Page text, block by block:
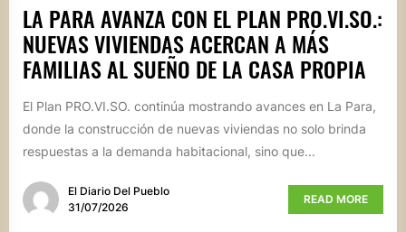
LA PARA AVANZA CON EL PLAN PRO.VI.SO.:
NUEVAS VIVIENDAS ACERCAN A MÁS
FAMILIAS AL SUEÑO DE LA CASA PROPIA
El Plan PRO.VI.SO. continúa mostrando avances en La Para,
donde la construcción de nuevas viviendas no solo brinda
respuestas a la demanda habitacional, sino que...
El Diario Del Pueblo
31/07/2026
READ MORE